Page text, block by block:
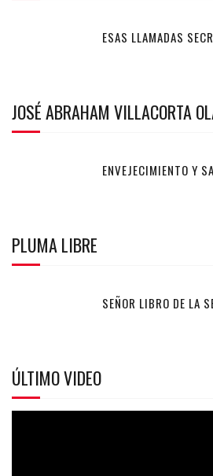
ESAS LLAMADAS
JOSÉ ABRAHAM VILLACORTA
ENVEJECIMIENTO Y
PLUMA LIBRE
SEÑOR LIBRO DE LA
ÚLTIMO VIDEO